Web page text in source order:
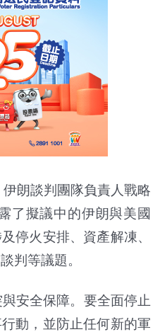
朗談判團隊負責人戰略
了擬議中的伊朗與美國
停火安排、資產解凍、
判等議題。
安全保障。要全面停止
動，並防止任何新的軍